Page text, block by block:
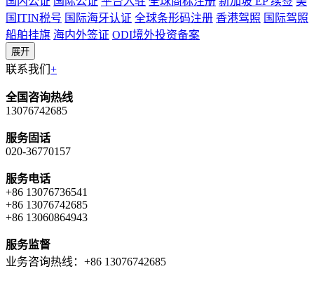
国ITIN税号 国际海牙认证 全球条形码注册 香港驾照 国际驾照
船舶挂旗 海内外签证 ODI境外投资备案
展开
联系我们 +
全国咨询热线
13076742685
服务固话
020-36770157
服务电话
+86 13076736541
+86 13076742685
+86 13060864943
服务监督
业务咨询热线：+86 13076742685